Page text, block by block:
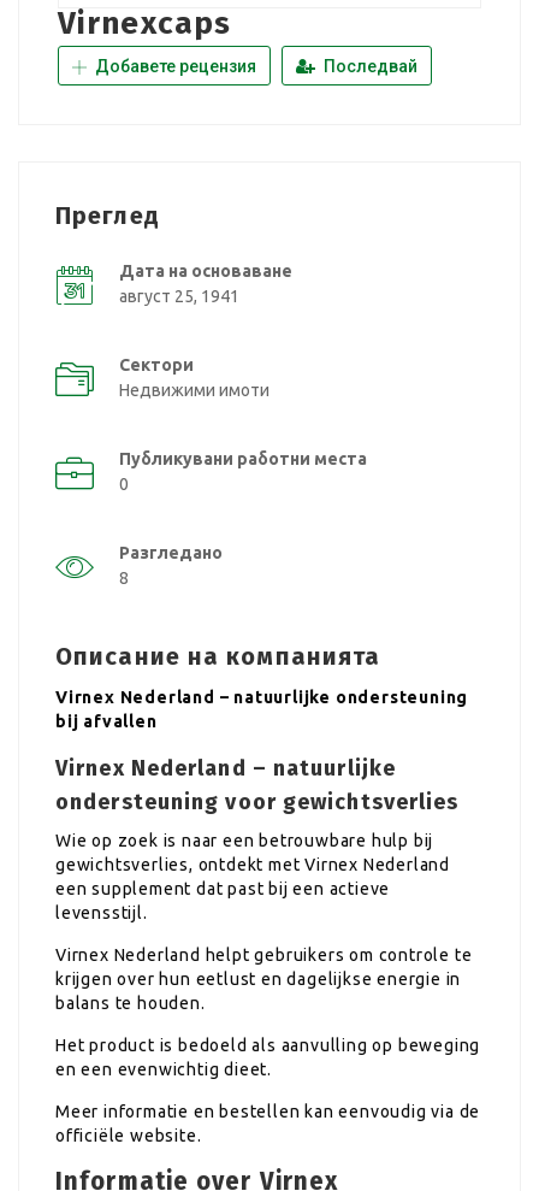
Virnexcaps
Добавете рецензия Последвай
Преглед
Дата на основаване
август 25, 1941
Сектори
Недвижими имоти
Публикувани работни места
0
Разгледано
8
Описание на компанията
Virnex Nederland – natuurlijke ondersteuning
bij afvallen
Virnex Nederland – natuurlijke
ondersteuning voor gewichtsverlies
Wie op zoek is naar een betrouwbare hulp bij
gewichtsverlies, ontdekt met Virnex Nederland
een supplement dat past bij een actieve
levensstijl.
Virnex Nederland helpt gebruikers om controle te
krijgen over hun eetlust en dagelijkse energie in
balans te houden.
Het product is bedoeld als aanvulling op beweging
en een evenwichtig dieet.
Meer informatie en bestellen kan eenvoudig via de
officiële website.
Informatie over Virnex